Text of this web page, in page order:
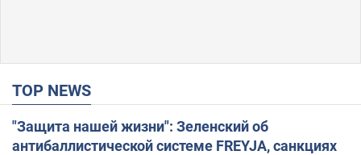
TOP NEWS
"Защита нашей жизни": Зеленский об
антибаллистической системе FREYJA, санкциях